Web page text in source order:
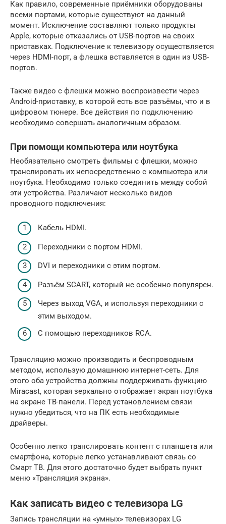
Как правило, современные приёмники оборудованы
всеми портами, которые существуют на данный
момент. Исключение составляют только продукты
Apple, которые отказались от USB-портов на своих
приставках. Подключение к телевизору осуществляется
через HDMI-порт, а флешка вставляется в один из USB-
портов.
Также видео с флешки можно воспроизвести через
Android-приставку, в которой есть все разъёмы, что и в
цифровом тюнере. Все действия по подключению
необходимо совершать аналогичным образом.
При помощи компьютера или ноутбука
Необязательно смотреть фильмы с флешки, можно
транслировать их непосредственно с компьютера или
ноутбука. Необходимо только соединить между собой
эти устройства. Различают несколько видов
проводного подключения:
Кабель HDMI.
Переходники с портом HDMI.
DVI и переходники с этим портом.
Разъём SCART, который не особенно популярен.
Через выход VGA, и используя переходники с
этим выходом.
С помощью переходников RCA.
Трансляцию можно производить и беспроводным
методом, использую домашнюю интернет-сеть. Для
этого оба устройства должны поддерживать функцию
Miracast, которая зеркально отображает экран ноутбука
на экране ТВ-панели. Перед установлением связи
нужно убедиться, что на ПК есть необходимые
драйверы.
Особенно легко транслировать контент с планшета или
смартфона, которые легко устанавливают связь со
Смарт ТВ. Для этого достаточно будет выбрать пункт
меню «Трансляция экрана».
Как записать видео с телевизора LG
Запись трансляции на «умных» телевизорах LG